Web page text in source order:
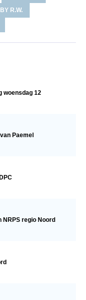
R.W.
woensdag 12
Paemel
regio Noord